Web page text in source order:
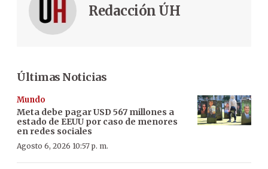
Redacción ÚH
Últimas Noticias
Mundo
Meta debe pagar USD 567 millones a
estado de EEUU por caso de menores
en redes sociales
Agosto 6, 2026 10:57 p. m.